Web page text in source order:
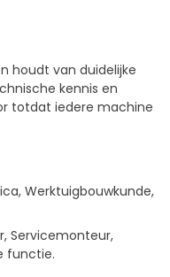
houdt van duidelijke
kennis en
totdat iedere machine
Werktuigbouwkunde,
Servicemonteur,
functie.